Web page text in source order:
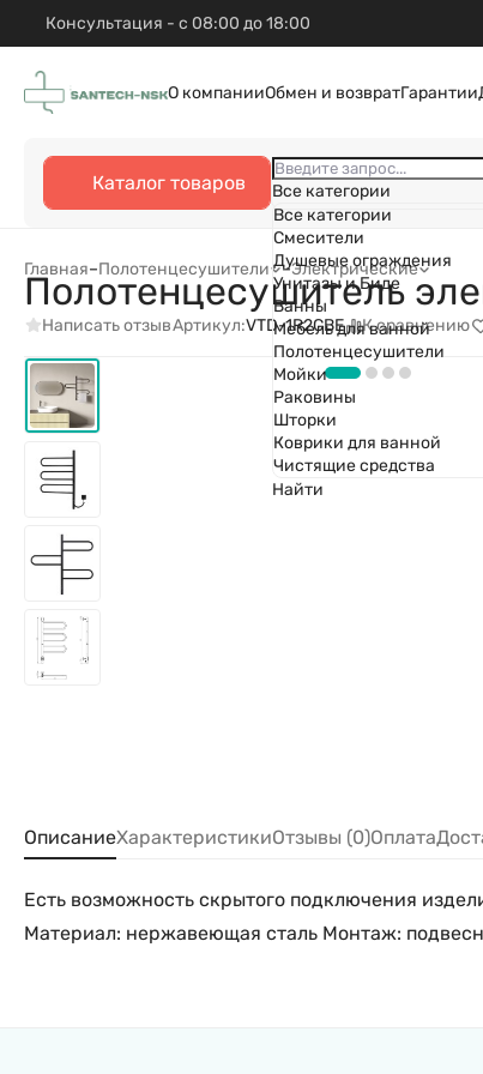
Консультация - с 08:00 до 18:00
О компанииОбмен и возвратГарантии
Каталог товаров
Все категории
Все категории
Смесители
Душевые ограждения
Унитазы и Биде
Ванны
Мебель для ванной
Полотенцесушители
Мойки
Раковины
Шторки
Коврики для ванной
Чистящие средства
Найти
Главная–Полотенцесушители –Электрические
Полотенцесушитель
Написать отзывАртикул:VTD-1R2CBE К сравнению
ОписаниеХарактеристикиОтзывы (0)Оплата
Есть возможность скрытого подключения
Материал: нержавеющая сталь Монтаж: